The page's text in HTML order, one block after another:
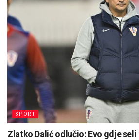
SPORT
Zlatko Dalić odlučio: Evo gdje seli